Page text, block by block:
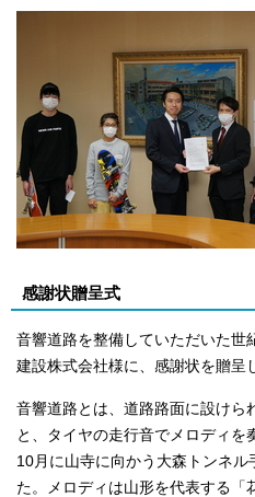
感謝状贈呈式
音響道路を整備していただいた世
建設株式会社様に、感謝状を贈呈
音響道路とは、道路路面に設けら
と、タイヤの走行音でメロディ
10月に山寺に向かう大森トンネル
た。メロディは山形を代表する「